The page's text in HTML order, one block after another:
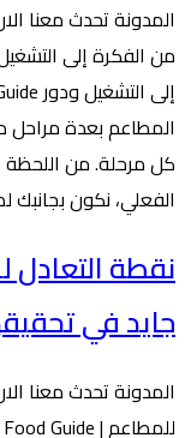
كل مرحلة. من اللحظة
الفعلي، نكون
نقطة
جايد في